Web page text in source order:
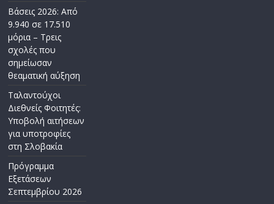
Βάσεις 2026: Από
9.940 σε 17.510
μόρια – Τρεις
σχολές που
σημείωσαν
θεαματική αύξηση
Ταλαντούχοι
Διεθνείς Φοιτητές:
Υποβολή αιτήσεων
για υποτροφίες
στη Σλοβακία
Πρόγραμμα
Εξετάσεων
Σεπτεμβρίου 2026